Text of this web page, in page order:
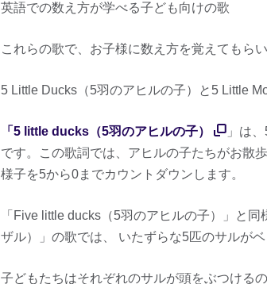
英語での数え方が学べる子ども向けの歌
これらの歌で、お子様に数え方を覚えてもら
5 Little Ducks（5羽のアヒルの子）と5 Little
「5 little ducks（5羽のアヒルの子）
」は
です。この歌詞では、アヒルの子たちがお散
様子を5から0までカウントダウンします。
「Five little ducks（5羽のアヒルの子）」と同
ザル）」の歌では、 いたずらな5匹のサルが
子どもたちはそれぞれのサルが頭をぶつける